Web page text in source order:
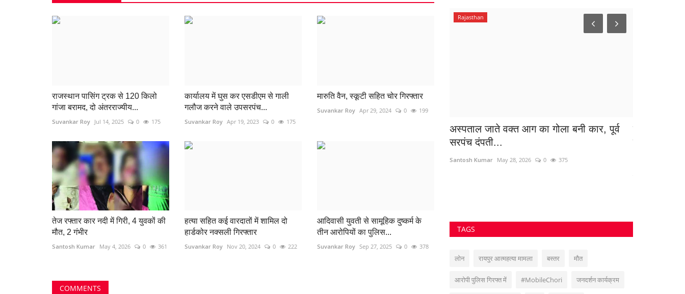
राजस्थान पासिंग ट्रक से 120 किलो
गांजा बरामद, दो अंतरराज्यीय...
Suvankar Roy Jul 14, 2025 0 175
कार्यालय में घुस कर एसडीएम से गाली
गलौज करने वाले उपसरपंच...
Suvankar Roy Apr 19, 2023 0 175
मारुति वैन, स्कूटी सहित चोर गिरफ्तार
Suvankar Roy Apr 29, 2024 0 199
तेज रफ्तार कार नदी में गिरी, 4 युवकों की
मौत, 2 गंभीर
Santosh Kumar May 4, 2026 0 361
हत्या सहित कई वारदातों में शामिल दो
हार्डकोर नक्सली गिरफ्तार
Suvankar Roy Nov 20, 2024 0 222
आदिवासी युवती से सामूहिक दुष्कर्म के
तीन आरोपियों का पुलिस...
Suvankar Roy Sep 27, 2025 0 378
COMMENTS
बार के बाहर हथियार लहराकर लोगों को धमका रहा
था युवक, पुलिस...
azadhindtimes@gmail.com
दुर्ग जिले के नेवई थाना क्षेत्र के रिसाली में सार्वजनिक स्थान पर धारदार हथियार
लहराकर...
Rajasthan
अस्पताल जाते वक्त आग का गोला बनी कार, पूर्व
सरपंच दंपती...
Santosh Kumar May 28, 2026 0 375
TAGS
लोन रायपुर आत्महत्या मामला बस्तर मौत
आरोपी पुलिस गिरफ्त में #MobileChori जनदर्शन कार्यक्रम